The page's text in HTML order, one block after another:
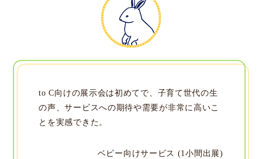
to C向けの展示会は初めてで、子育て世代の生
の声、サービスへの期待や需要が非常に高いこ
とを実感できた。
ベビー向けサービス (1小間出展)